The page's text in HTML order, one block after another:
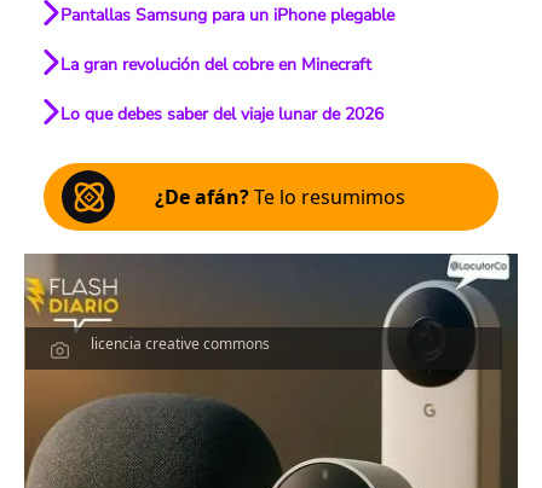
Pantallas Samsung para un iPhone plegable
La gran revolución del cobre en Minecraft
Lo que debes saber del viaje lunar de 2026
¿De afán?Te lo resumimos
licencia creative commons